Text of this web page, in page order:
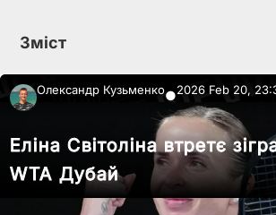
Зміст
Олександр Кузьменко●2026 Feb 20,
Еліна Світоліна втретє
WTA Дубай